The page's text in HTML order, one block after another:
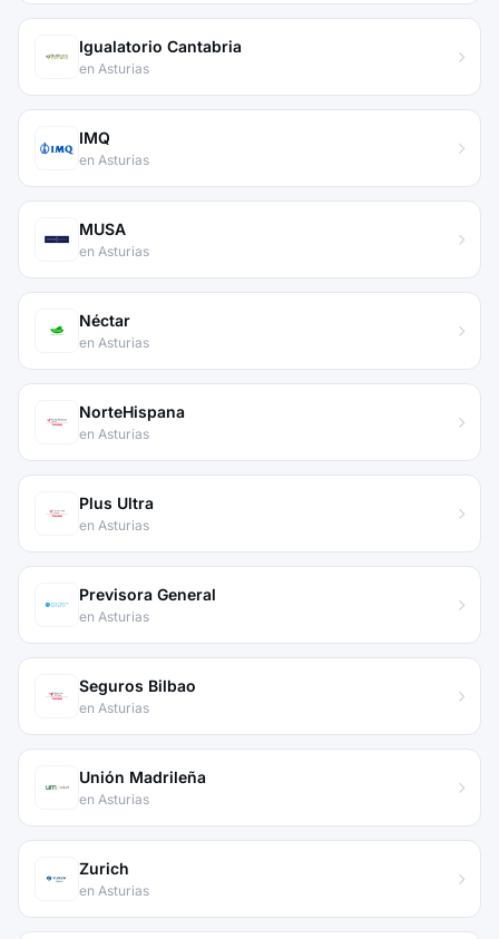
Igualatorio Cantabria
en Asturias
IMQ
en Asturias
MUSA
en Asturias
Néctar
en Asturias
NorteHispana
en Asturias
Plus Ultra
en Asturias
Previsora General
en Asturias
Seguros Bilbao
en Asturias
Unión Madrileña
en Asturias
Zurich
en Asturias